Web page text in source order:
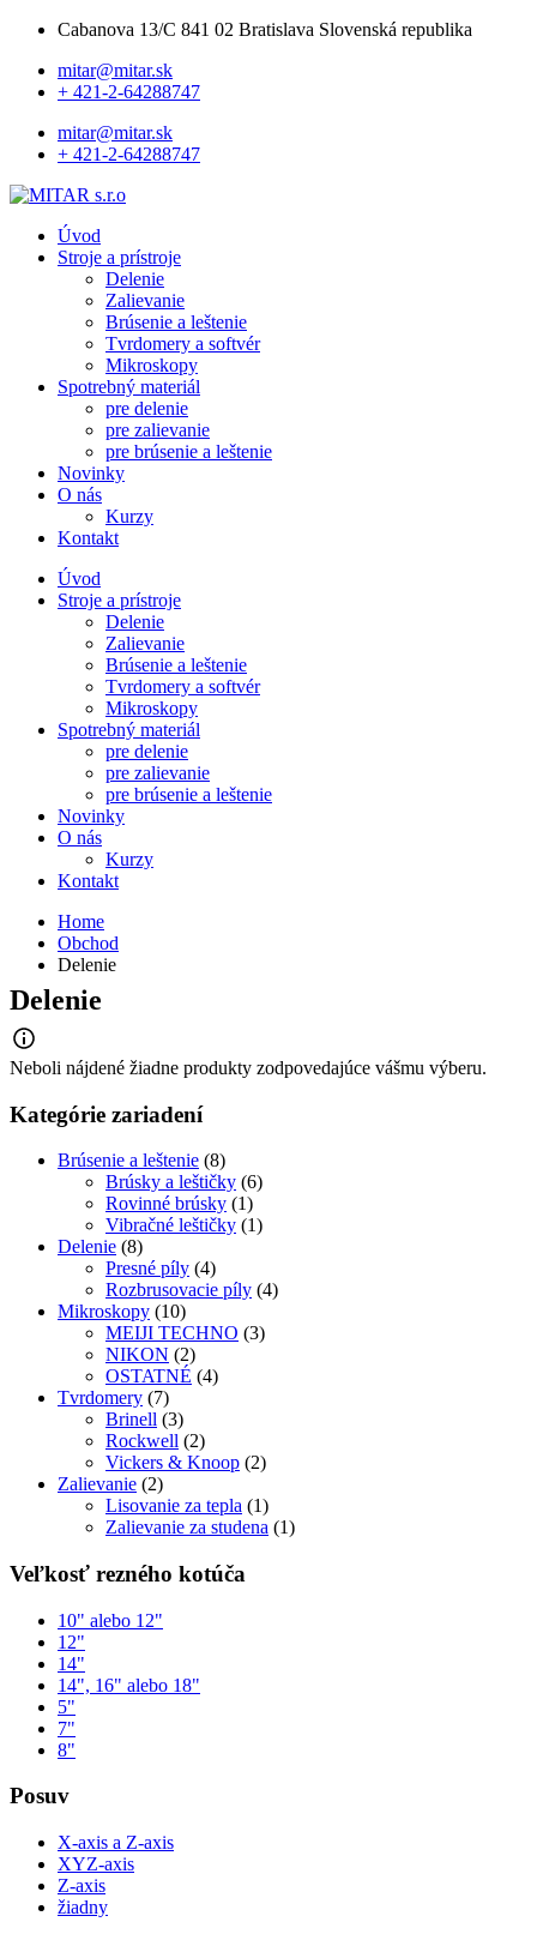
Cabanova 13/C 841 02 Bratislava Slovenská republika
mitar@mitar.sk
+ 421-2-64288747
mitar@mitar.sk
+ 421-2-64288747
Úvod
Stroje a prístroje
Delenie
Zalievanie
Brúsenie a leštenie
Tvrdomery a softvér
Mikroskopy
Spotrebný materiál
pre delenie
pre zalievanie
pre brúsenie a leštenie
Novinky
O nás
Kurzy
Kontakt
Úvod
Stroje a prístroje
Delenie
Zalievanie
Brúsenie a leštenie
Tvrdomery a softvér
Mikroskopy
Spotrebný materiál
pre delenie
pre zalievanie
pre brúsenie a leštenie
Novinky
O nás
Kurzy
Kontakt
Home
Obchod
Delenie
Delenie
Neboli nájdené žiadne produkty zodpovedajúce vášmu výberu.
Kategórie zariadení
Brúsenie a leštenie (8)
Brúsky a leštičky (6)
Rovinné brúsky (1)
Vibračné leštičky (1)
Delenie (8)
Presné píly (4)
Rozbrusovacie píly (4)
Mikroskopy (10)
MEIJI TECHNO (3)
NIKON (2)
OSTATNÉ (4)
Tvrdomery (7)
Brinell (3)
Rockwell (2)
Vickers & Knoop (2)
Zalievanie (2)
Lisovanie za tepla (1)
Zalievanie za studena (1)
Veľkosť rezného kotúča
10" alebo 12"
12"
14"
14", 16" alebo 18"
5"
7"
8"
Posuv
X-axis a Z-axis
XYZ-axis
Z-axis
žiadny